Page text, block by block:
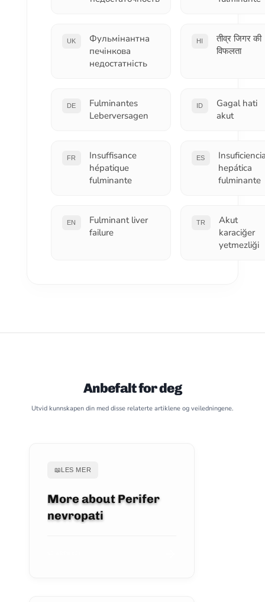
UK
Фульмінантна
печінкова
недостатність
HI
तीव्र जिगर की
विफलता
DE
Fulminantes
Leberversagen
ID
Gagal hati
akut
FR
Insuffisance
hépatique
fulminante
ES
hepática
fulminante
EN
Fulminant liver
failure
TR
Akut
karaciğer
yetmezliği
Anbefalt for deg
Utvid kunnskapen din med disse relaterte artiklene og veiledningene.
📖LES MER
More about Perifer
nevropati